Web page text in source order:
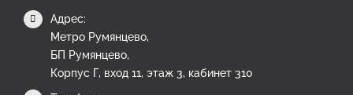
Адрес:
Метро Румянцево,
БП Румянцево,
Корпус Г, вход 11, этаж 3, кабинет 310